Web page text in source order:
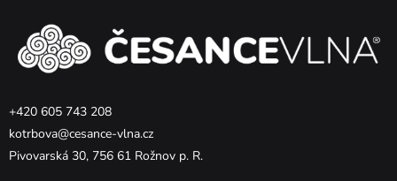
+420 605 743 208
kotrbova@cesance-vlna.cz
Pivovarská 30, 756 61 Rožnov p. R.